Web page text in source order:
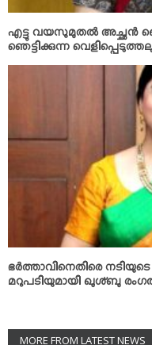
എട്ടു വയസുമുതല്‍ അച്ഛന്‍
ഞെട്ടിക്കുന്ന
ഭര്‍ത്താവിനെതിരെ
മറുപടിയുമായി ഖുശ്ബു
MORE FROM LATEST NEWS